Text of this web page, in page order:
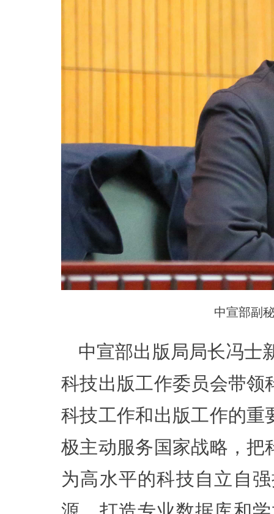
中宣部副
中宣部出版局局长冯士
科技出版工作委员会带领
科技工作和出版工作的重
极主动服务国家战略，把
为高水平的科技自立自